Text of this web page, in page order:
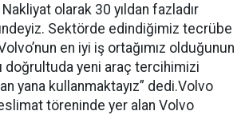
olarak 30 yıldan fazladır
Sektörde edindiğimiz tecrübe
en iyi iş ortağımız olduğunun
doğrultuda yeni araç tercihimizi
yana kullanmaktayız” dedi.Volvo
töreninde yer alan Volvo